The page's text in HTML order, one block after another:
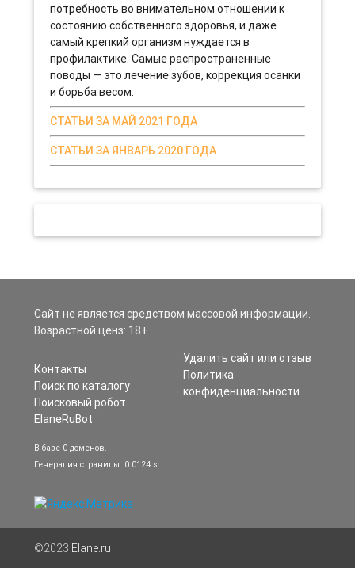
потребность во внимательном отношении к
состоянию собственного здоровья, и даже
самый крепкий организм нуждается в
профилактике. Самые распространенные
поводы — это лечение зубов, коррекция осанки
и борьба весом.
СТАТЬИ ЗА МАЙ 2021 ГОДА
СТАТЬИ ЗА ЯНВАРЬ 2020 ГОДА
Сайт не является средством массовой информации.
Возрастной ценз: 18+
Контакты
Поиск по каталогу
Поисковый робот
ElaneRuBot
Удалить сайт или отзыв
Политика
конфиденциальности
В базе 0 доменов.
Генерация страницы: 0.0124 s
©2023 Elane.ru